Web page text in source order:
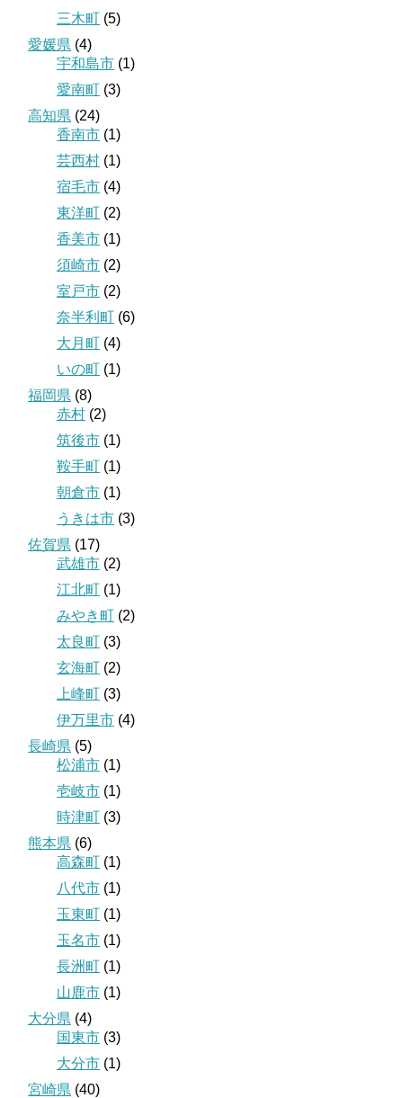
三木町 (5)
愛媛県 (4)
宇和島市 (1)
愛南町 (3)
高知県 (24)
香南市 (1)
芸西村 (1)
宿毛市 (4)
東洋町 (2)
香美市 (1)
須崎市 (2)
室戸市 (2)
奈半利町 (6)
大月町 (4)
いの町 (1)
福岡県 (8)
赤村 (2)
筑後市 (1)
鞍手町 (1)
朝倉市 (1)
うきは市 (3)
佐賀県 (17)
武雄市 (2)
江北町 (1)
みやき町 (2)
太良町 (3)
玄海町 (2)
上峰町 (3)
伊万里市 (4)
長崎県 (5)
松浦市 (1)
壱岐市 (1)
時津町 (3)
熊本県 (6)
高森町 (1)
八代市 (1)
玉東町 (1)
玉名市 (1)
長洲町 (1)
山鹿市 (1)
大分県 (4)
国東市 (3)
大分市 (1)
宮崎県 (40)